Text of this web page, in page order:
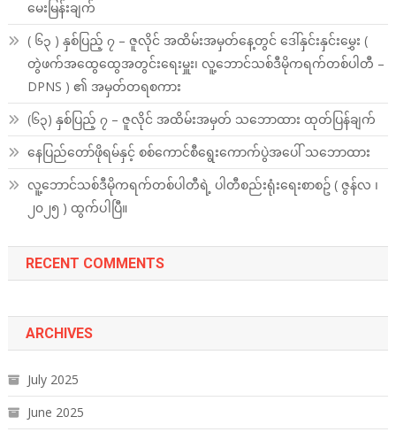
မေးမြန်းချက်
( ၆၃ ) နှစ်ပြည့် ၇ – ဇူလိုင် အထိမ်းအမှတ်နေ့တွင် ဒေါ်နှင်းနှင်းမွှေး (
တွဲဖက်အထွေထွေအတွင်းရေးမှူး၊ လူ့ဘောင်သစ်ဒီမိုကရက်တစ်ပါတီ –
DPNS ) ၏ အမှတ်တရစကား
(၆၃) နှစ်ပြည့် ၇ – ဇူလိုင် အထိမ်းအမှတ် သဘောထား ထုတ်ပြန်ချက်
နေပြည်တော်ဖိုရမ်နှင့် စစ်ကောင်စီရွေးကောက်ပွဲအပေါ် သဘောထား
လူ့ဘောင်သစ်ဒီမိုကရက်တစ်ပါတီရဲ့ ပါတီစည်းရုံးရေးစာစဥ် ( ဇွန်လ ၊
၂၀၂၅ ) ထွက်ပါပြီ။
RECENT COMMENTS
ARCHIVES
July 2025
June 2025